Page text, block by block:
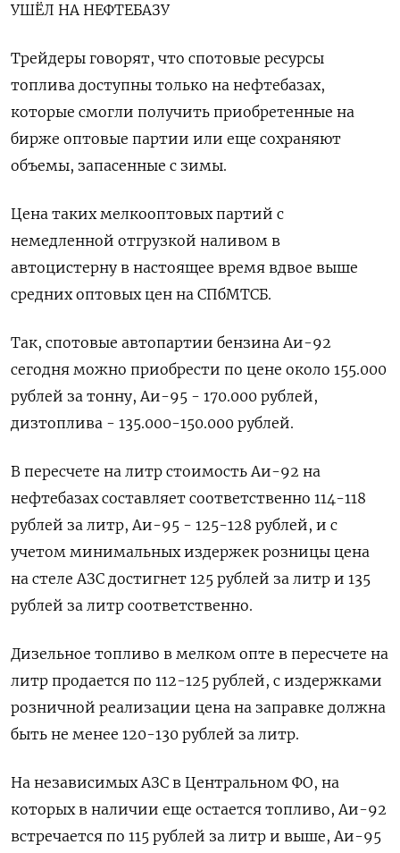
УШЁЛ НА НЕФТЕБАЗУ
Трейдеры говорят, что спотовые ресурсы
топлива доступны только на нефтебазах,
которые смогли получить приобретенные на
бирже оптовые партии или еще сохраняют
объемы, запасенные с зимы.
Цена таких мелкооптовых партий с
немедленной отгрузкой наливом в
автоцистерну в настоящее время вдвое выше
средних оптовых цен на СПбМТСБ.
Так, спотовые автопартии бензина Аи-92
сегодня можно приобрести по цене около 155.000
рублей за тонну, Аи-95 - 170.000 рублей,
дизтоплива - 135.000-150.000 рублей.
В пересчете на литр ​стоимость Аи-92 на
нефтебазах составляет соответственно 114-118
рублей за ⁠литр, Аи-95 - 125-128 рублей, и с
учетом минимальных издержек розницы цена
на стеле АЗС достигнет 125 рублей за литр и 135
рублей за литр соответственно.
Дизельное топливо в мелком опте в пересчете на
литр продается по ‌112-125 рублей, с издержками
розничной реализации цена на заправке должна
быть не менее 120-130 рублей за литр.
На независимых АЗС в Центральном ФО, ‌на
которых в наличии еще остается топливо, Аи-92
встречается по 115 рублей за литр и выше, Аи-95